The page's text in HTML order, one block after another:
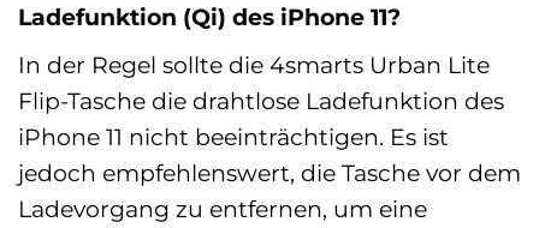
Ladefunktion (Qi) des iPhone 11?
In der Regel sollte die 4smarts Urban Lite
Flip-Tasche die drahtlose Ladefunktion des
iPhone 11 nicht beeinträchtigen. Es ist
jedoch empfehlenswert, die Tasche vor dem
Ladevorgang zu entfernen, um eine